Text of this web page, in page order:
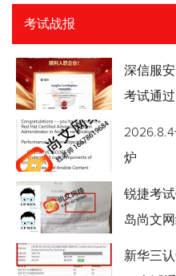
踩坑
考试战报
深信服
考试通过
炉
锐捷考
岛尚文
新华三